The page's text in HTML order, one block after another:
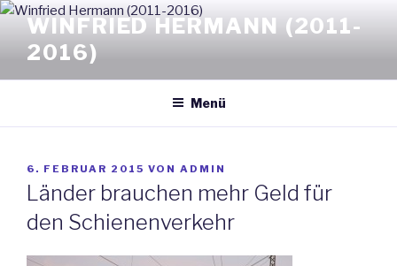
Zum
Inhalt
springen
WINFRIED HERMANN (2011-
2016)
Menü
VERÖFFENTLICHT
AM
6. FEBRUAR 2015 VON ADMIN
Länder brauchen mehr Geld für
den Schienenverkehr